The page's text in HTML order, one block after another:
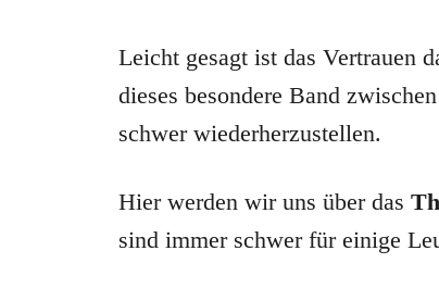
Leicht gesagt ist das Vertrauen
dieses besondere Band
schwer wiederherzustellen.
Hier werden wir uns über das
sind immer schwer für einige